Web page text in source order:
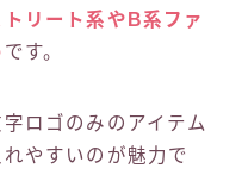
リート系やB系ファ
です。
ロゴのみのアイテム
やすいのが魅力で